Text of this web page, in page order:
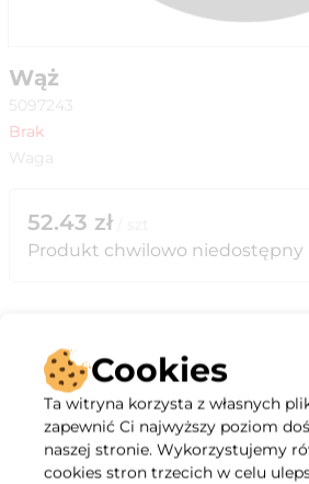
Wąż
5097243
Brak
Waga
52.43 zł
Produkt chwilowo niedostępny
Opis
Specyfikacja
Cookies
Ta witryna korzysta z własnych
zapewnić Ci najwyższy poziom
naszej stronie. Wykorzystujemy
cookies stron trzecich w celu